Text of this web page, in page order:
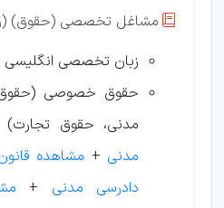

مشاغل تخصصی (حقوق)
زبان تخصصی انگلیسی
حقوق خصوصی (حقوق
مدنی، حقوق
مدنی + مشاهده
دادرسی مدنی +